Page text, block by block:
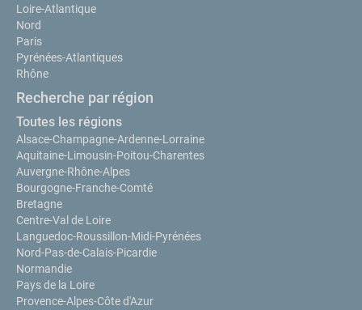
Loire-Atlantique
Nord
Paris
Pyrénées-Atlantiques
Rhône
Recherche par région
Toutes les régions
Alsace-Champagne-Ardenne-Lorraine
Aquitaine-Limousin-Poitou-Charentes
Auvergne-Rhône-Alpes
Bourgogne-Franche-Comté
Bretagne
Centre-Val de Loire
Languedoc-Roussillon-Midi-Pyrénées
Nord-Pas-de-Calais-Picardie
Normandie
Pays de la Loire
Provence-Alpes-Côte d'Azur